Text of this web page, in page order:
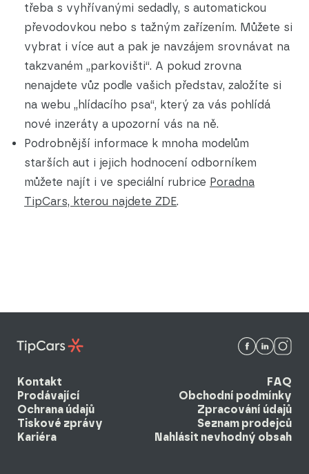
třeba s vyhřívanými sedadly, s automatickou
převodovkou nebo s tažným zařízením. Můžete si
vybrat i více aut a pak je navzájem srovnávat na
takzvaném „parkovišti“. A pokud zrovna
nenajdete vůz podle vašich představ, založíte si
na webu „hlídacího psa“, který za vás pohlídá
nové inzeráty a upozorní vás na ně.
Podrobnější informace k mnoha modelům
starších aut i jejich hodnocení odborníkem
můžete najít i ve speciální rubrice Poradna
TipCars, kterou najdete ZDE.
Kontakt
FAQ
Prodávající
Obchodní podmínky
Ochrana údajů
Zpracování údajů
Tiskové zprávy
Seznam prodejců
Kariéra
Nahlásit nevhodný obsah